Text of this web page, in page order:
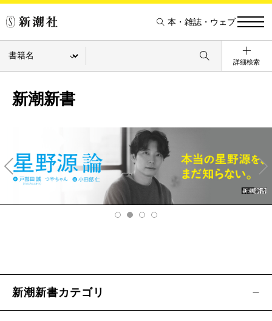
本・雑誌・ウェブ
詳細検索
新潮新書
v
Ne
xt
新潮新書カテゴリ